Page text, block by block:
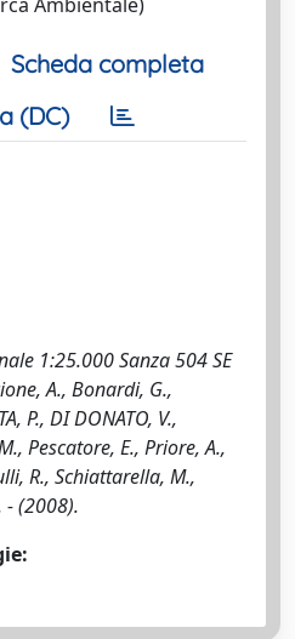
Scheda completa
(DC)
1:25.000 Sanza 504 SE
A., Bonardi, G.,
P., DI DONATO, V.,
Pescatore, E., Priore, A.,
R., Schiattarella, M.,
- (2008).